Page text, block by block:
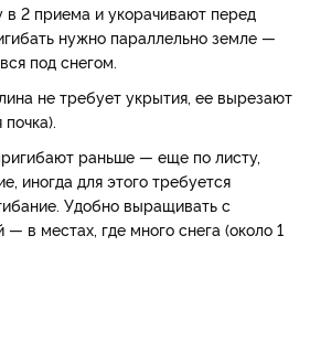
2 приема и укорачивают перед
нуж­но параллельно земле —
под снегом.
не требует укрытия, ее выреза­ют
раньше — еще по листу,
иногда для это­го требуется
Удобно выращивать с
— в местах, где много снега (около 1